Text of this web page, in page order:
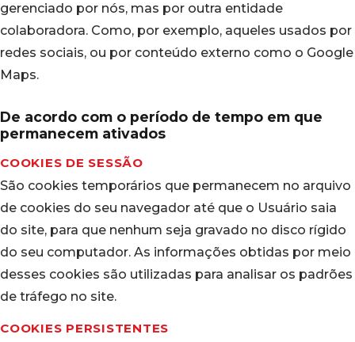
gerenciado por nós, mas por outra entidade
colaboradora. Como, por exemplo, aqueles usados por
redes sociais, ou por conteúdo externo como o Google
Maps.
De acordo com o período de tempo em que
permanecem ativados
COOKIES DE SESSÃO
São cookies temporários que permanecem no arquivo
de cookies do seu navegador até que o Usuário saia
do site, para que nenhum seja gravado no disco rígido
do seu computador. As informações obtidas por meio
desses cookies são utilizadas para analisar os padrões
de tráfego no site.
COOKIES PERSISTENTES